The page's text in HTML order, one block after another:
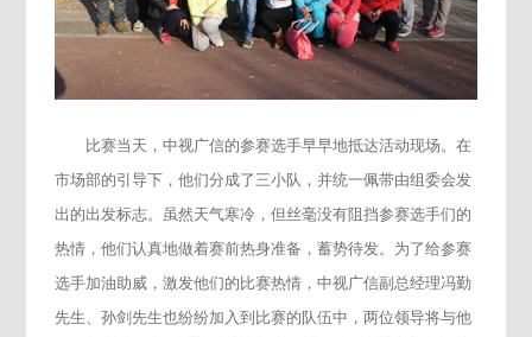
比赛当天，中视广信的参赛选手早早地抵达活动现场。在
市场部的引导下，他们分成了三小队，并统一佩带由组委会发
出的出发标志。虽然天气寒冷，但丝毫没有阻挡参赛选手们的
热情，他们认真地做着赛前热身准备，蓄势待发。为了给参赛
选手加油助威，激发他们的比赛热情，中视广信副总经理冯勤
先生、孙剑先生也纷纷加入到比赛的队伍中，两位领导将与他